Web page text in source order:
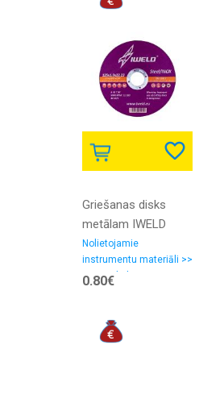
Griešanas disks
metālam IWELD
125x1,0x22,2
Nolietojamie
instrumentu materiāli >>
Griezējdiski
0.80€